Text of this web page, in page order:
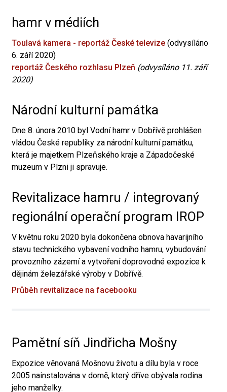
hamr v médiích
Toulavá kamera - reportáž České televize (odvysíláno
6. září 2020)
reportáž Českého rozhlasu Plzeň (odvysíláno 11. září
2020)
Národní kulturní památka
Dne 8. února 2010 byl Vodní hamr v Dobřívě prohlášen
vládou České republiky za národní kulturní památku,
která je majetkem Plzeňského kraje a Západočeské
muzeum v Plzni ji spravuje.
Revitalizace hamru / integrovaný
regionální operační program IROP
V květnu roku 2020 byla dokončena obnova havarijního
stavu technického vybavení vodního hamru, vybudování
provozního zázemí a vytvoření doprovodné expozice k
dějinám železářské výroby v Dobřívě.
Průběh revitalizace na facebooku
Pamětní síň Jindřicha Mošny
Expozice věnovaná Mošnovu životu a dílu byla v roce
2005 nainstalována v domě, který dříve obývala rodina
jeho manželky.